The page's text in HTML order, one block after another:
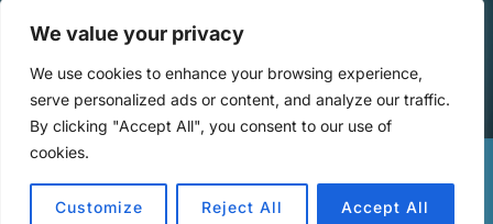
We value your privacy
We use cookies to enhance your browsing experience,
serve personalized ads or content, and analyze our traffic.
By clicking "Accept All", you consent to our use of
cookies.
Customize Reject All Accept All
45: Wem gehört was?
Inspiro ThemevonWPZOOM